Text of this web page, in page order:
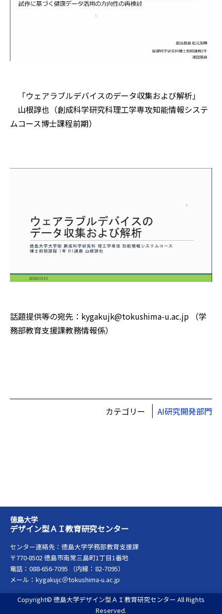
「ウェアラブルデバイスのデータ収集および解析」
山根諄也（創成科学研究科理工学専攻知能情報システ
ムコース博士課程前期）
話題提供等の宛先：kygakujk@tokushima-u.ac.jp （学
務部教育支援課教務情報係）
カテゴリー AI研究開発部門
徳島大学
デザイン型ＡＩ教育研究センター
センター連絡先：徳島大学学務部教育支援課
〒770-8502 徳島市南常三島町1丁目1番地
電話：088-656-7095 （内線：82-7095）
メール：kygakujc＠tokushima-u.ac.jp
Copyright© 徳島大学デザイン型ＡＩ教育研究センター All Rights
Reserved.